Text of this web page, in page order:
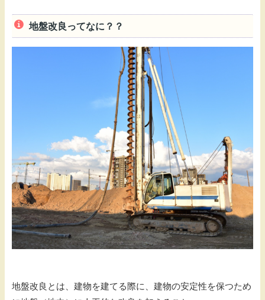
地盤改良ってなに？？
地盤改良とは、建物を建てる際に、建物の安定性を保つため